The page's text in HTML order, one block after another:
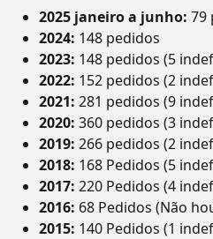
2025 janeiro a junho: 79
2024: 148 pedidos
2023: 148 pedidos (5
2022: 152 pedidos (2
2021: 281 pedidos (9
2020: 360 pedidos (3
2019: 266 pedidos (2
2018: 168 Pedidos (5
2017: 220 Pedidos (4
2016: 68 Pedidos (Não
2015: 140 Pedidos (1